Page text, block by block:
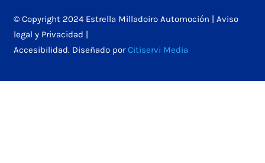
© Copyright 2024 Estrella Milladoiro Automoción |Aviso
legal y Privacidad |
Accesibilidad. Diseñado porCitiservi Media